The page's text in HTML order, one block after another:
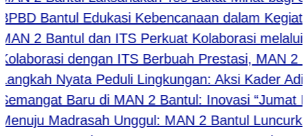
Bantul Edukasi Kebencanaan dalam Kegiatan
2 Bantul dan ITS Perkuat Kolaborasi melalui
dengan ITS Berbuah Prestasi, MAN 2
Nyata Peduli Lingkungan: Aksi Kader
Baru di MAN 2 Bantul: Inovasi “Jumat
Madrasah Unggul: MAN 2 Bantul Luncurkan